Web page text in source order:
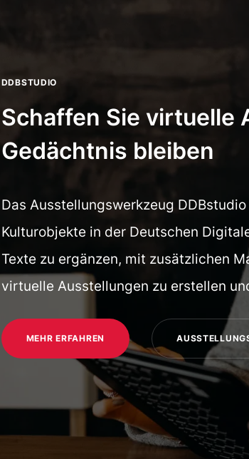
DDBSTUDIO
Schaffen Sie virtuelle
Gedächtnis bleiben
Das Ausstellungswerkzeug
Kulturobjekte in der Deutschen
Texte zu ergänzen, mit zusätzlichen
virtuelle Ausstellungen zu erstellen
MEHR ERFAHREN